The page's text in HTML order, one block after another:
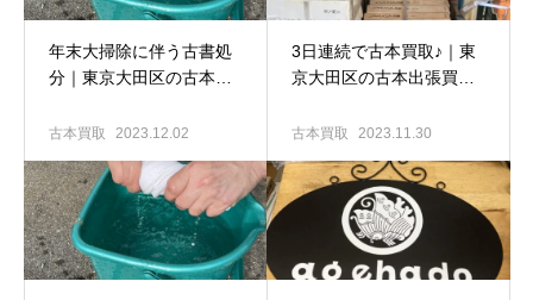
年末大掃除に伴う古書処
分｜東京大田区の古本出
堂
古本買取 2023.12.02
3日連続で古本買取♪｜東
京大田区の古本出張買取
古本買取 2023.11.30